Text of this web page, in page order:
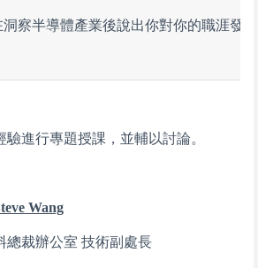
洞察半導體產業後說出你對你的職涯發
進行專題授課，並輔以討論。
Wang
總裁辦公室 技術副處長